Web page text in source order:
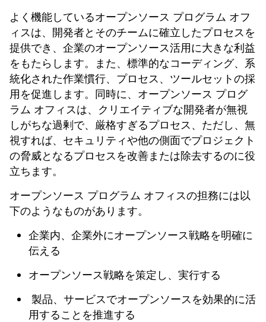
よく機能しているオープンソース プログラム オフ
ィスは、開発者とそのチームに確立したプロセスを
提供でき、企業のオープンソース活用に大きな利益
をもたらします。また、標準的なコーディング、系
統化された作業慣行、プロセス、ツールセットの採
用を促進します。同時に、オープンソース プログ
ラム オフィスは、クリエイティブな開発者が無視
しがちな過剰で、厳格すぎるプロセス、ただし、無
視すれば、セキュリティや他の側面でプロジェクト
の脅威となるプロセスを改善または除去するのに役
立ちます。
オープンソース プログラム オフィスの担務には以
下のようなものがあります。
企業内、企業外にオープンソース戦略を明確に
伝える
オープンソース戦略を策定し、実行する
製品、サービスでオープンソースを効果的に活
用することを推進する